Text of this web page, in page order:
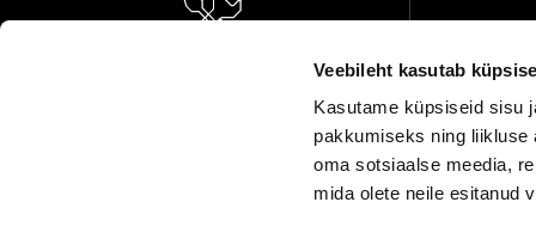
Veebileht kasutab
Kasutame küpsiseid sisu
pakkumiseks ning
oma sotsiaalse meedia,
mida olete neile esitanud